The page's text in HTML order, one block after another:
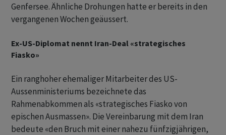
Genfersee. Ähnliche Drohungen hatte er bereits in den
vergangenen Wochen geäussert.
Ex-US-Diplomat nennt Iran-Deal «strategisches
Fiasko»
Ein ranghoher ehemaliger Mitarbeiter des US-
Aussenministeriums bezeichnete das
Rahmenabkommen als «strategisches Fiasko von
epischen Ausmassen». Die Vereinbarung mit dem Iran
bedeute «den Bruch mit einer nahezu fünfzigjährigen,